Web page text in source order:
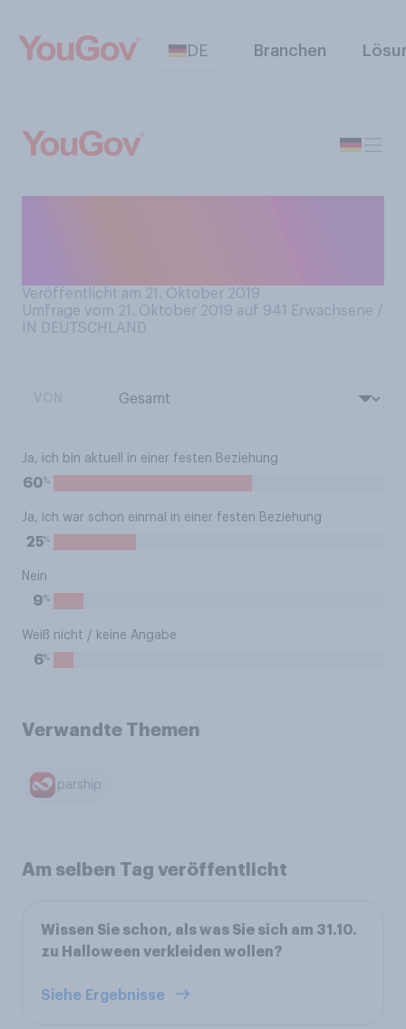
DE Branchen
Veröffentlicht am 21. Oktober 2019
Umfrage vom 21. Oktober 2019 auf 941
Erwachsene /
IN DEUTSCHLAND
Ja, ich bin aktuell in einer festen Beziehung
60%
Ja, ich war schon einmal in einer festen Beziehung
25%
Nein
9%
Weiß nicht / keine Angabe
6%
Verwandte Themen
parship
Am selben Tag veröffentlicht
Wissen Sie schon, als was Sie sich am 31.10.
zu Halloween verkleiden wollen?
Siehe Ergebnisse